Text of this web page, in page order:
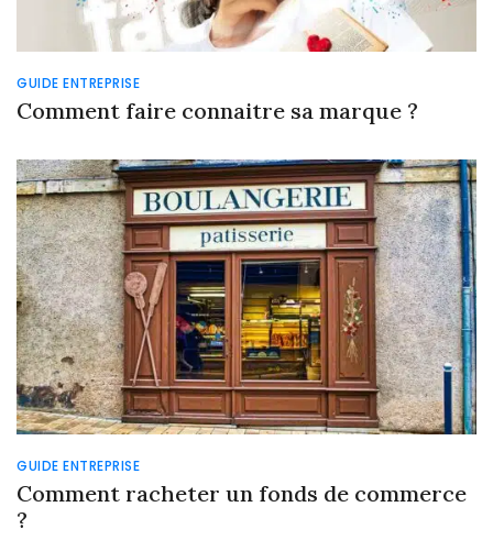
GUIDE ENTREPRISE
Comment faire connaitre sa marque ?
GUIDE ENTREPRISE
Comment racheter un fonds de commerce
?